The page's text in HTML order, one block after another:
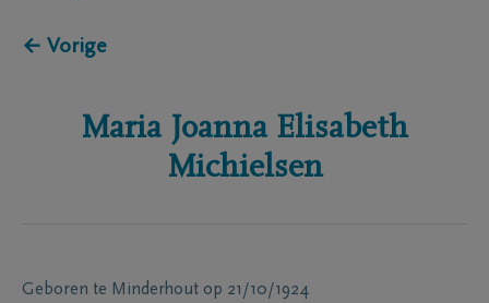
← Vorige
Maria Joanna Elisabeth
Michielsen
Geboren te Minderhout op 21/10/1924